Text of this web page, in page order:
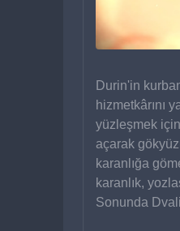
Durin'in
hizmetkârını
yüzleşmek
açarak
karanlığa
karanlık,
Sonunda